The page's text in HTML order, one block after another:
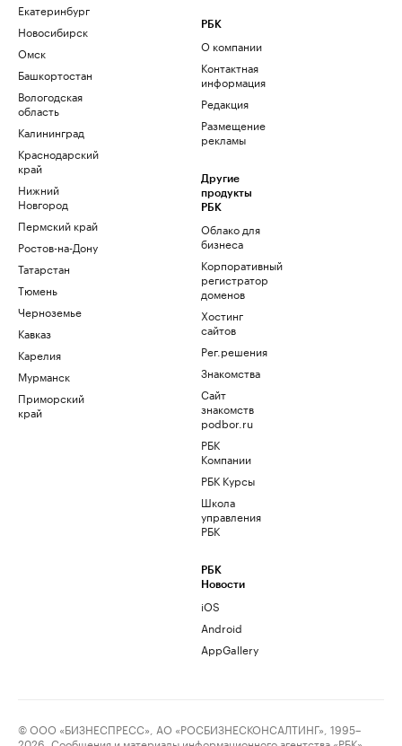
Екатеринбург
Новосибирск
Омск
Башкортостан
Вологодская
область
Калининград
Краснодарский
край
Нижний
Новгород
Пермский край
Ростов-на-Дону
Татарстан
Тюмень
Черноземье
Кавказ
Карелия
Мурманск
Приморский
край
РБК
О компании
Контактная
информация
Редакция
Размещение
рекламы
Другие
продукты
РБК
Облако для
бизнеса
Корпоративный
регистратор
доменов
Хостинг
сайтов
Рег.решения
Знакомства
Сайт
знакомств
podbor.ru
РБК
Компании
РБК Курсы
Школа
управления
РБК
РБК
Новости
iOS
Android
AppGallery
© ООО «БИЗНЕСПРЕСС», АО «РОСБИЗНЕСКОНСАЛТИНГ», 1995–